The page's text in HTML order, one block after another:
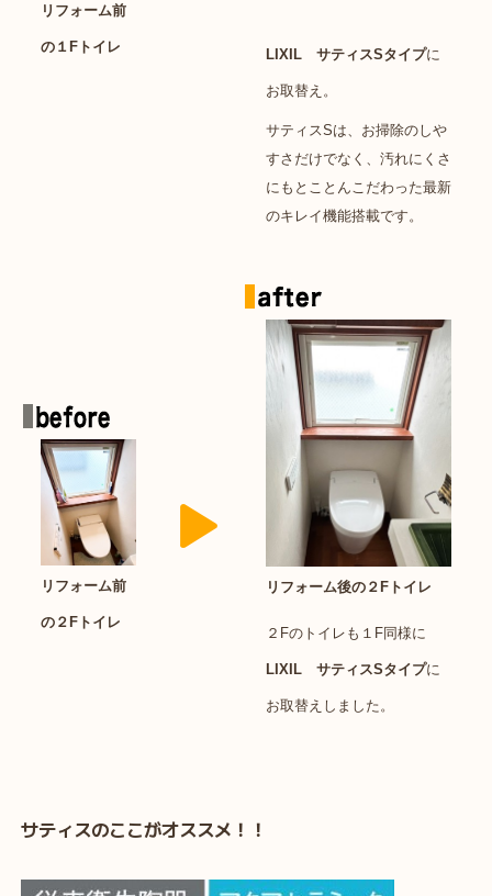
リフォーム前
の１Fトイレ LIXIL サティスSタイプに
お取替え。
サティスSは、お掃除のしや
すさだけでなく、汚れにくさ
にもとことんこだわった最新
のキレイ機能搭載です。
リフォーム前
の２Fトイレ
リフォーム後の２Fトイレ
２Fのトイレも１F同様に
LIXIL サティスSタイプに
お取替えしました。
サティスのここがオススメ！！